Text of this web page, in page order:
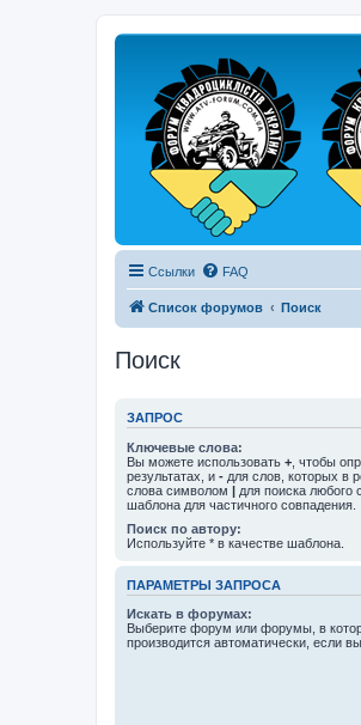
Ссылки FAQ
Список форумов Поиск
Поиск
ЗАПРОС
Ключевые слова:
Вы можете использовать + , чтобы
результатах, и - для слов, которых в
слова символом | для поиска любого
шаблона для частичного совпадения.
Поиск по автору:
Используйте * в качестве шаблона.
ПАРАМЕТРЫ ЗАПРОСА
Искать в форумах:
Выберите форум или форумы, в
производится автоматически, если